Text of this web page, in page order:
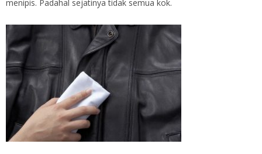
menipis. Padahal sejatinya tidak semua kok.